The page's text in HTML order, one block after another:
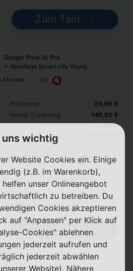
Zum Tarif
Google Pixel 10 Pro
+ Vodafone Smart Lite Young
Monate
Pro Monat
Handy Zuzahlung
Bonus
29,99 €
149,95 €
46,98 €
Durchschnitt
p. Monat
34,03 €
ⓘ
alle unter 28 Jahren
Zum Tarif
Google Pixel 10 Pro
wichtig
Website Cookies ein. Einige
(z.B. im Warenkorb),
unser Onlineangebot
zu betreiben. Du
Cookies akzeptieren
auf "Anpassen" per Klick auf
Cookies" ablehnen
jederzeit aufrufen und
jederzeit abwählen
Website). Nähere